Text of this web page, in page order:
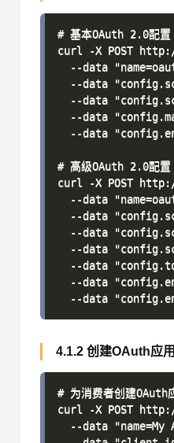
# 基本OAuth 2.0配置
curl -X POST
--data
--data
--data
--data
--data
# 高级OAuth 2.0配置
curl -X POST
--data
--data
--data
--data
--data
--data
4.1.2 创建OAuth应用
# 为消费者创建OAuth
curl -X POST
--data "name=My